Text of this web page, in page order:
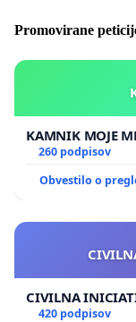
Promovirane
260 podpisov
Obvestilo o
CIVILNA
420 podpisov